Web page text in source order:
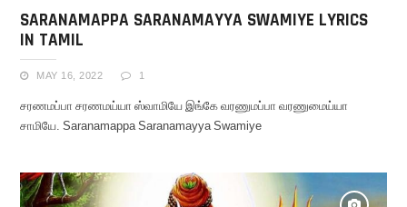
SARANAMAPPA SARANAMAYYA SWAMIYE LYRICS
IN TAMIL
MAY 16, 2022 1
சரணமப்பா சரணமய்யா ஸ்வாமியே இங்கே வரணுமப்பா வரணுமைய்யா
சாமியே. Saranamappa Saranamayya Swamiye